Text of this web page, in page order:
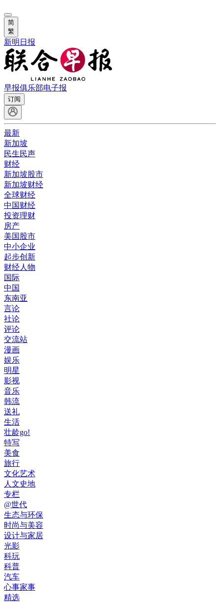
简
繁
新明日报
早报俱乐部电子报
订阅
最新
新加坡
民生民声
财经
新加坡股市
新加坡财经
全球财经
中国财经
投资理财
房产
美国股市
中小企业
起步创新
财经人物
国际
中国
东南亚
言论
社论
评论
交流站
漫画
娱乐
明星
影视
音乐
韩流
送礼
生活
壮龄go!
特写
美食
旅行
文化艺术
人文史地
专栏
@世代
生态与环保
时尚与美容
设计与家居
光影
科玩
科普
汽车
心事家事
精选